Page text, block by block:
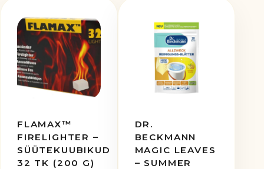
FLAMAX™
FIRELIGHTER –
SÜÜTEKUUBIKUD
32 TK (200 G)
DR.
BECKMANN
MAGIC LEAVES
– SUMMER